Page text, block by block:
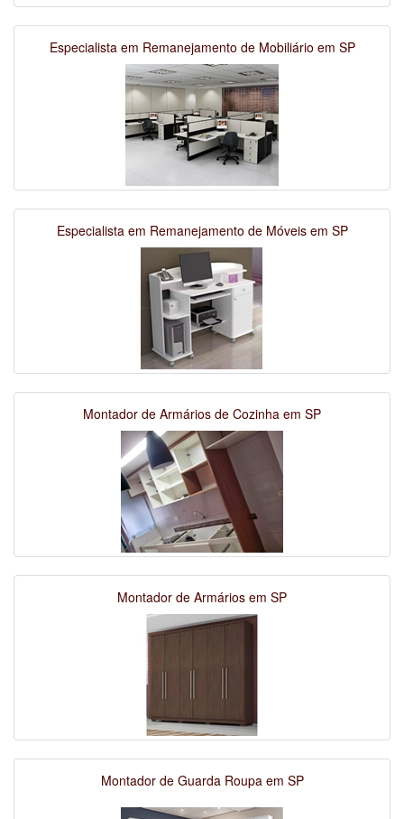
Especialista em Remanejamento de Mobiliário em SP
Especialista em Remanejamento de Móveis em SP
Montador de Armários de Cozinha em SP
Montador de Armários em SP
Montador de Guarda Roupa em SP